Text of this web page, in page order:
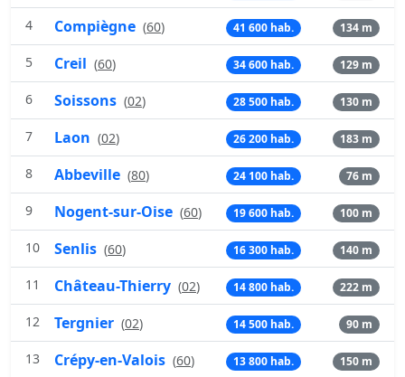
4 Compiègne (60) 41 600 hab. 134 m
5 Creil (60) 34 600 hab. 129 m
6 Soissons (02) 28 500 hab. 130 m
7 Laon (02) 26 200 hab. 183 m
8 Abbeville (80) 24 100 hab. 76 m
9 Nogent-sur-Oise (60) 19 600 hab. 100 m
10 Senlis (60) 16 300 hab. 140 m
11 Château-Thierry (02) 14 800 hab. 222 m
12 Tergnier (02) 14 500 hab. 90 m
13 Crépy-en-Valois (60) 13 800 hab. 150 m